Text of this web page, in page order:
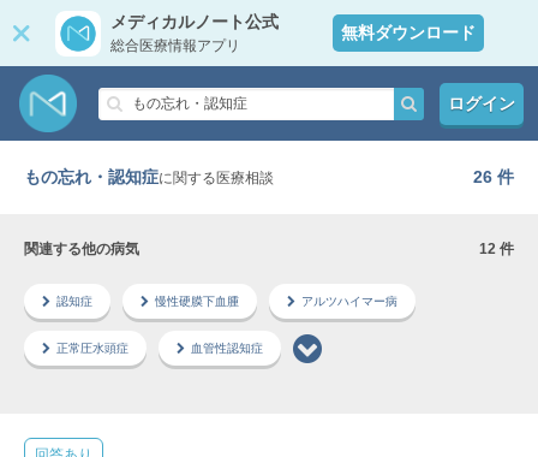
メディカルノート公式
総合医療情報アプリ
無料ダウンロード
ログイン
もの忘れ・認知症に関する医療相談 26 件
関連する他の病気 12 件
認知症 慢性硬膜下血腫 アルツハイマー病
正常圧水頭症 血管性認知症